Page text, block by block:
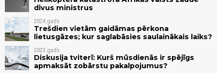
divus ministrus
2024.gads
Trešdien vietām gaidāmas pērkona
lietusgāzes; kur saglabāsies saulainākais laiks?
2023.gads
Diskusija tviterī: Kurš mūsdienās ir spējīgs
apmaksāt zobārstu pakalpojumus?